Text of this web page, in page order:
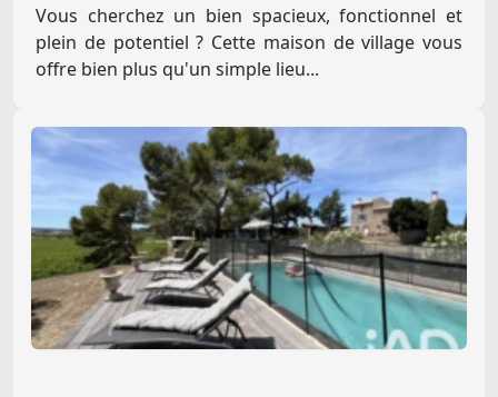
Vous cherchez un bien spacieux, fonctionnel et
plein de potentiel ? Cette maison de village vous
offre bien plus qu'un simple lieu...